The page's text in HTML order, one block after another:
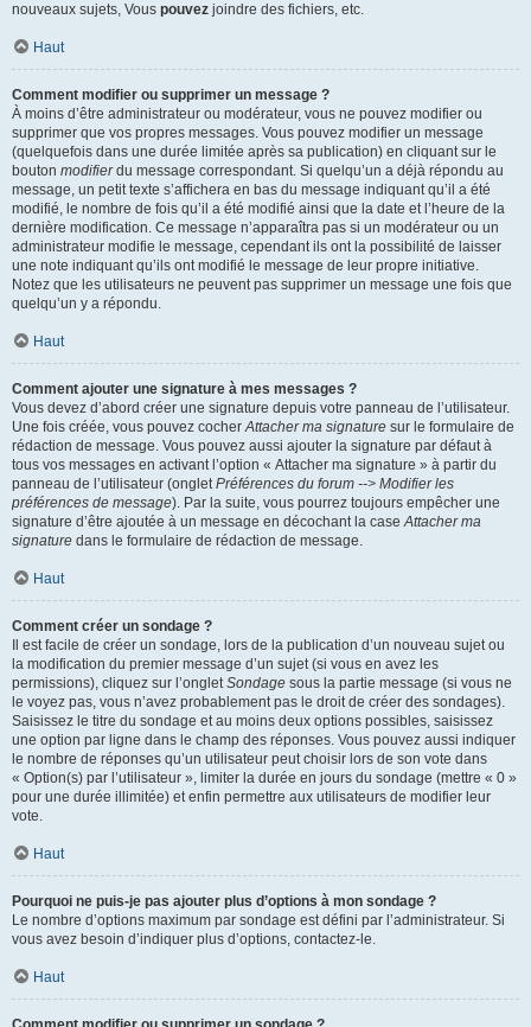
nouveaux sujets, Vous pouvez joindre des fichiers, etc.
Haut
Comment modifier ou supprimer un message ?
À moins d’être administrateur ou modérateur, vous ne pouvez modifier ou
supprimer que vos propres messages. Vous pouvez modifier un message
(quelquefois dans une durée limitée après sa publication) en cliquant sur le
bouton modifierdu message correspondant. Si quelqu’un a déjà répondu au
message, un petit texte s’affichera en bas du message indiquant qu’il a été
modifié, le nombre de fois qu’il a été modifié ainsi que la date et l’heure de la
dernière modification. Ce message n’apparaîtra pas si un modérateur ou un
administrateur modifie le message, cependant ils ont la possibilité de laisser
une note indiquant qu’ils ont modifié le message de leur propre initiative.
Notez que les utilisateurs ne peuvent pas supprimer un message une fois que
quelqu’un y a répondu.
Haut
Comment ajouter une signature à mes messages ?
Vous devez d’abord créer une signature depuis votre panneau de l’utilisateur.
Une fois créée, vous pouvez cocherAttacher ma signature sur le formulaire de
rédaction de message. Vous pouvez aussi ajouter la signature par défaut à
tous vos messages en activant l’option « Attacher ma signature » à partir du
panneau de l’utilisateur (ongletPréférences du forum --> Modifier les
préférences de message). Par la suite, vous pourrez toujours empêcher une
signature d’être ajoutée à un message en décochant la caseAttacher ma
signature dans le formulaire de rédaction de message.
Haut
Comment créer un sondage ?
Il est facile de créer un sondage, lors de la publication d’un nouveau sujet ou
la modification du premier message d’un sujet (si vous en avez les
permissions), cliquez sur l’ongletSondage sous la partie message (si vous ne
le voyez pas, vous n’avez probablement pas le droit de créer des sondages).
Saisissez le titre du sondage et au moins deux options possibles, saisissez
une option par ligne dans le champ des réponses. Vous pouvez aussi indiquer
le nombre de réponses qu’un utilisateur peut choisir lors de son vote dans
« Option(s) par l’utilisateur », limiter la durée en jours du sondage (mettre « 0 »
pour une durée illimitée) et enfin permettre aux utilisateurs de modifier leur
vote.
Haut
Pourquoi ne puis-je pas ajouter plus d’options à mon sondage ?
Le nombre d’options maximum par sondage est défini par l’administrateur. Si
vous avez besoin d’indiquer plus d’options, contactez-le.
Haut